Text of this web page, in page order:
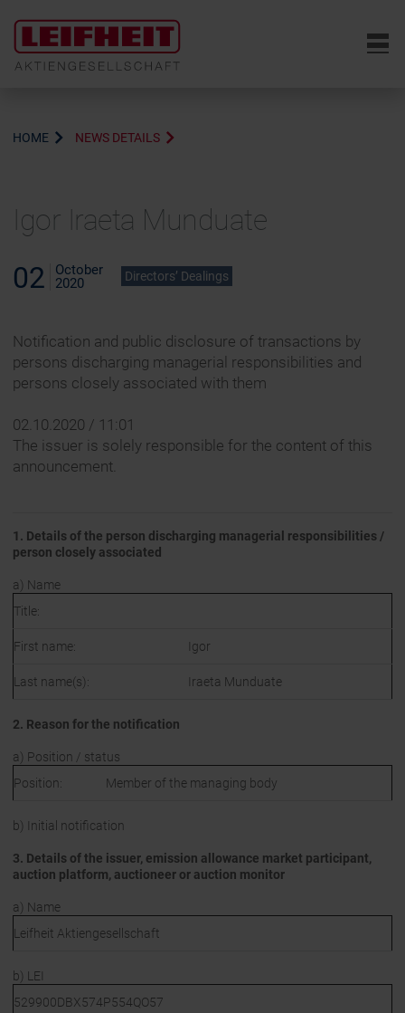
6
HOME NEWS DETAILS
Igor Iraeta Munduate
02
October
2020
Directors’ Dealings
Notification and public disclosure of transactions by
persons discharging managerial responsibilities and
persons closely associated with them
02.10.2020 / 11:01
The issuer is solely responsible for the content of this
announcement.
1. Details of the person discharging managerial responsibilities /
person closely associated
a) Name
Title:
First name: Igor
Last name(s): Iraeta Munduate
2. Reason for the notification
a) Position / status
Position:
Member of the managing body
b) Initial notification
3. Details of the issuer, emission allowance market participant,
auction platform, auctioneer or auction monitor
a) Name
Leifheit Aktiengesellschaft
b) LEI
529900DBX574P554QO57